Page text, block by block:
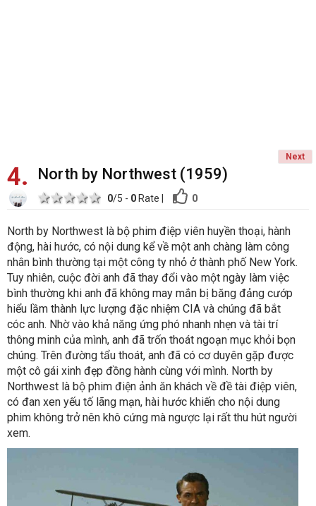
Next
4 North by Northwest (1959)
5 stars
4 stars
3 stars
2 stars
1 star 0/5 - 0Rate | 0
North by Northwest là bộ phim điệp viên huyền thoại, hành
động, hài hước, có nội dung kể về một anh chàng làm công
nhân bình thường tại một công ty nhỏ ở thành phố New York.
Tuy nhiên, cuộc đời anh đã thay đổi vào một ngày làm việc
bình thường khi anh đã không may mắn bị băng đảng cướp
hiểu lầm thành lực lượng đặc nhiệm CIA và chúng đã bắt
cóc anh. Nhờ vào khả năng ứng phó nhanh nhẹn và tài trí
thông minh của mình, anh đã trốn thoát ngoạn mục khỏi bọn
chúng. Trên đường tẩu thoát, anh đã có cơ duyên gặp được
một cô gái xinh đẹp đồng hành cùng với mình. North by
Northwest là bộ phim điện ảnh ăn khách về đề tài điệp viên,
có đan xen yếu tố lãng mạn, hài hước khiến cho nội dung
phim không trở nên khô cứng mà ngược lại rất thu hút người
xem.